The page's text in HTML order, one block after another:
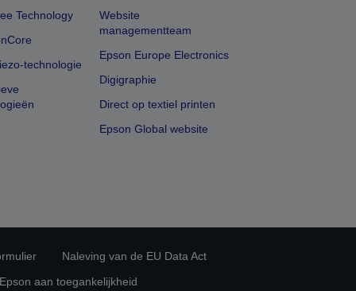
Technology
technologie
Website
managementteam
Epson Europe Electronics
Digigraphie
Direct op textiel printen
Epson Global website
Naleving van de EU Data Act
aan toegankelijkheid